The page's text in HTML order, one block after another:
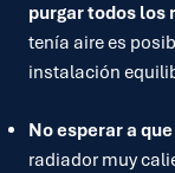
purgar todos los
tenía aire es
instalación
No esperar a
radiador muy